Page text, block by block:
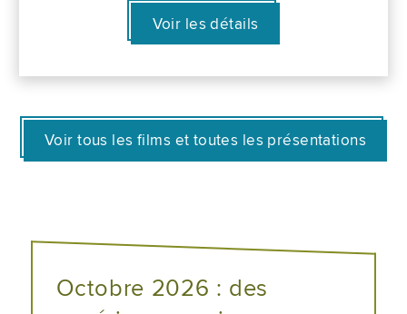
Voir les détails
Voir tous les films et toutes les présentations
Octobre 2026 : des